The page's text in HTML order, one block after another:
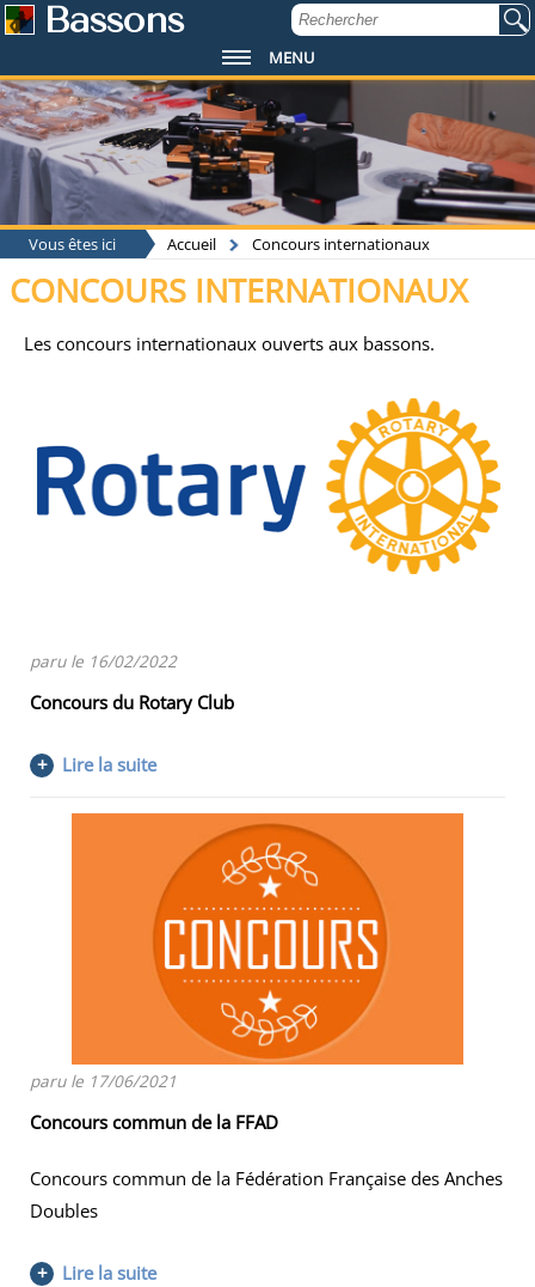
Bassons
MENU
Vous êtes ici Accueil Concours internationaux
CONCOURS INTERNATIONAUX
Les concours internationaux ouverts aux bassons.
paru le 16/02/2022
Concours du Rotary Club
+ Lire la suite
paru le 17/06/2021
Concours commun de la FFAD
Concours commun de la Fédération Française des Anches
Doubles
+ Lire la suite